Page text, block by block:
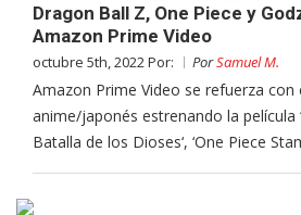
Dragon Ball Z, One Piece y
Amazon Prime Video
octubre 5th, 2022 Por: PorSamuel M.
Amazon Prime Video se refuerza con
anime/japonés estrenando la película
Batalla de los Dioses‘, ‘One Piece